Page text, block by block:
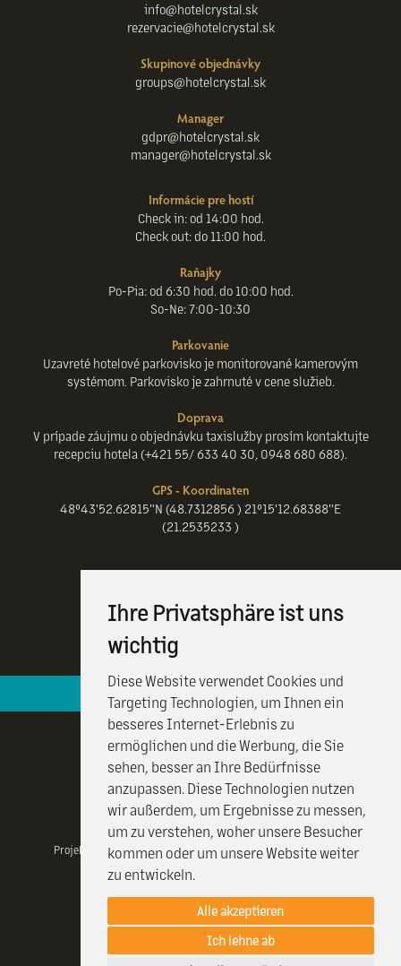
Ihre Privatsphäre ist uns
wichtig
Diese Website verwendet Cookies und
Targeting Technologien, um Ihnen ein
besseres Internet-Erlebnis zu
ermöglichen und die Werbung, die Sie
sehen, besser an Ihre Bedürfnisse
anzupassen. Diese Technologien nutzen
wir außerdem, um Ergebnisse zu messen,
um zu verstehen, woher unsere Besucher
kommen oder um unsere Website weiter
zu entwickeln.
Alle akzeptieren
Ich lehne ab
info@hotelcrystal.sk
rezervacie@hotelcrystal.sk
Skupinové objednávky
groups@hotelcrystal.sk
Manager
gdpr@hotelcrystal.sk
manager@hotelcrystal.sk
Informácie pre hostí
Check in: od 14:00 hod.
Check out: do 11:00 hod.
Raňajky
Po-Pia: od 6:30 hod. do 10:00 hod.
So-Ne: 7:00-10:30
Parkovanie
Uzavreté hotelové parkovisko je monitorované kamerovým
systémom. Parkovisko je zahrnuté v cene služieb.
Doprava
V prípade záujmu o objednávku taxislužby prosím kontaktujte
recepciu hotela (+421 55/ 633 40 30, 0948 680 688).
GPS - Koordinaten
48°43'52.62815"N (48.7312856 ) 21°15'12.68388"E
(21.2535233 )
Hotelová recepcia je k vašim službám 24 / 7
Projekt realizovany vďaka Visit Kosice a projektu CulTourData a
financovany programom COSME EÚ.
Created by Efektivny marketing
RESERVIEREN